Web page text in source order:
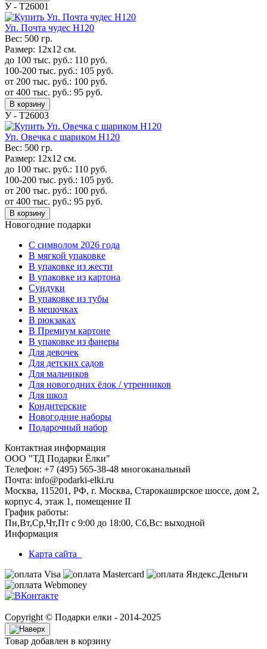
У - Т26001
Уп. Почта чудес H120
Вес: 500 гр.
Размер: 12х12 см.
до 100 тыс. руб.: 110 руб.
100-200 тыс. руб.: 105 руб.
от 200 тыс. руб.: 100 руб.
от 400 тыс. руб.: 95 руб.
В корзину
У - Т26003
Уп. Овечка с шариком H120
Вес: 500 гр.
Размер: 12х12 см.
до 100 тыс. руб.: 110 руб.
100-200 тыс. руб.: 105 руб.
от 200 тыс. руб.: 100 руб.
от 400 тыс. руб.: 95 руб.
В корзину
Новогодние подарки
C символом 2026 года
В мягкой упаковке
В упаковке из жести
В упаковке из картона
Сундуки
В упаковке из тубы
В мешочках
В рюкзаках
В Премиум картоне
В упаковке из фанеры
Для девочек
Для детских садов
Для мальчиков
Для новогодних ёлок / утренников
Для школ
Кондитерские
Новогодние наборы
Подарочный набор
Контактная информация
ООО "ТД Подарки Ёлки"
Телефон: +7 (495) 565-38-48 многоканальный
Почта: info@podarki-elki.ru
Москва, 115201, РФ, г. Москва, Старокаширское шоссе, дом 2,
корпус 4, этаж 1, помещение II
График работы:
Пн,Вт,Ср,Чт,Пт с 9:00 до 18:00, Сб,Вс: выходной
Информация
Карта сайта
Copyright © Подарки елки - 2014-2025
Товар добавлен в корзину